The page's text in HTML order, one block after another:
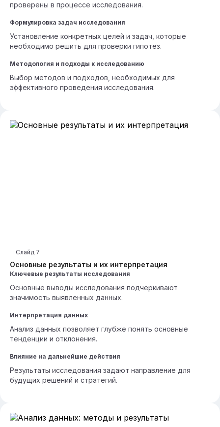
проверены в процессе исследования.
Формулировка задач исследования
Установление конкретных целей и задач, которые
необходимо решить для проверки гипотез.
Методология и подходы к исследованию
Выбор методов и подходов, необходимых для
эффективного проведения исследования.
Основные результаты и их интерпретация
Слайд 7
Ключевые результаты исследования
Основные выводы исследования подчеркивают
значимость выявленных данных.
Интерпретация данных
Анализ данных позволяет глубже понять основные
тенденции и отклонения.
Влияние на дальнейшие действия
Результаты исследования задают направление для
будущих решений и стратегий.